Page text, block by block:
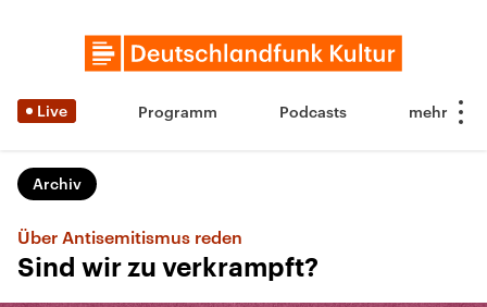
Live Programm Podcasts
Archiv
Über Antisemitismus reden
Sind wir zu verkrampft?